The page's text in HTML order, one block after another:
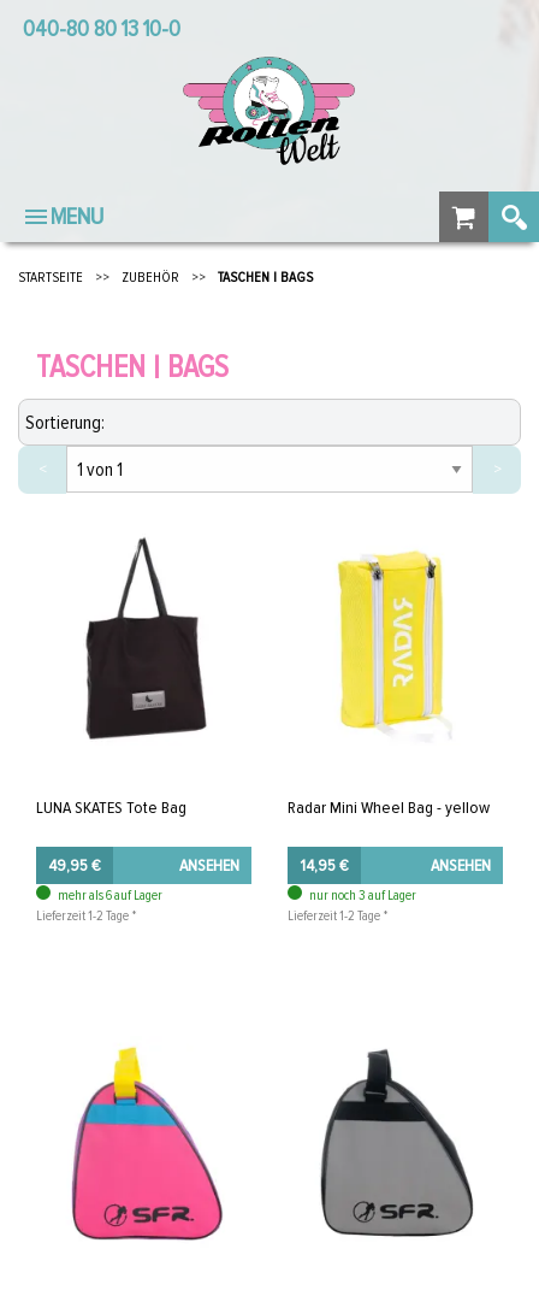
040-80 80 13 10-0
MENU
STARTSEITE >> ZUBEHÖR >> TASCHEN | BAGS
TASCHEN | BAGS
< >
LUNA SKATES Tote Bag
49,95 € ANSEHEN
mehr als 6 auf Lager
Lieferzeit 1-2 Tage *
Radar Mini Wheel Bag - yellow
14,95 € ANSEHEN
nur noch 3 auf Lager
Lieferzeit 1-2 Tage *